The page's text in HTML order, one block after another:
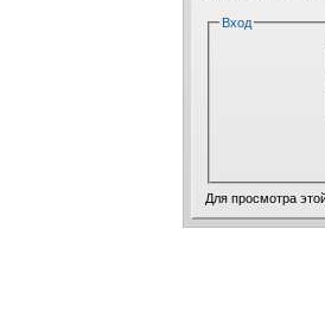
Вход
Для просмотра